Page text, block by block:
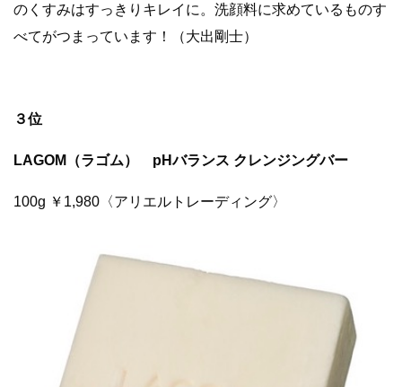
のくすみはすっきりキレイに。洗顔料に求めているものす
べてがつまっています！（大出剛士）
３位
LAGOM（ラゴム） pHバランス クレンジングバー
100g ￥1,980〈アリエルトレーディング〉